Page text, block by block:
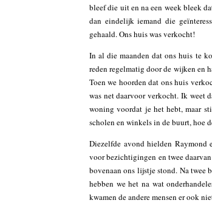
bleef die uit en na een week bleek
dan eindelijk iemand die
gehaald. Ons huis was verkocht!
In al die maanden dat ons huis te
reden regelmatig door de wijken en
Toen we hoorden dat ons huis
was net daarvoor verkocht. Ik weet
woning voordat je het hebt, maar
scholen en winkels in de buurt, hoe
Diezelfde avond hielden Raymond
voor bezichtigingen en twee
bovenaan ons lijstje stond. Na twee
hebben we het na wat
kwamen de andere mensen er ook